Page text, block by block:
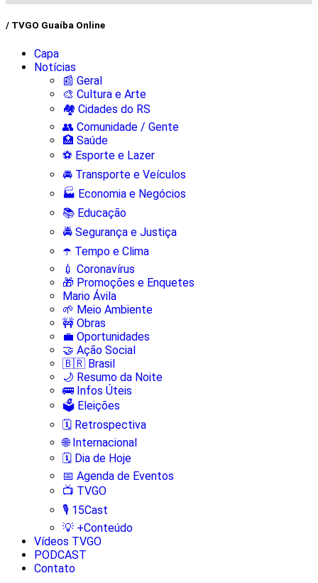
/ TVGO Guaíba Online
Capa
Notícias
📰 Geral
🎨 Cultura e Arte
🏘️ Cidades do RS
👥 Comunidade / Gente
🏥 Saúde
⚽ Esporte e Lazer
🚘 Transporte e Veículos
🏭 Economia e Negócios
📚 Educação
🚔 Segurança e Justiça
☂️ Tempo e Clima
💉 Coronavírus
🎁 Promoções e Enquetes
Mario Ávila
🌱 Meio Ambiente
🚧 Obras
💼 Oportunidades
🤝 Ação Social
🇧🇷 Brasil
🌙 Resumo da Noite
🚌 Infos Úteis
🗳️ Eleições
🗓️ Retrospectiva
🌐 Internacional
🗓️ Dia de Hoje
📅 Agenda de Eventos
📺 TVGO
🎙️ 15Cast
💡 +Conteúdo
Vídeos TVGO
PODCAST
Contato